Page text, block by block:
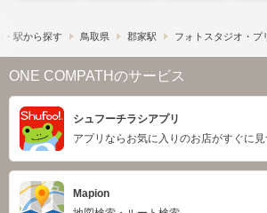
・駅から探す 鳥取県 郡家駅 フォトスタジオ・プ
ONE COMPATHのサービス
シュフーチラシアプリ
アプリならお気に入りのお店がすぐに見
Mapion